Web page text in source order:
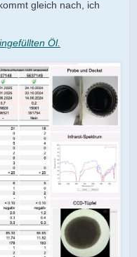
gleich nach, ich
Öl.